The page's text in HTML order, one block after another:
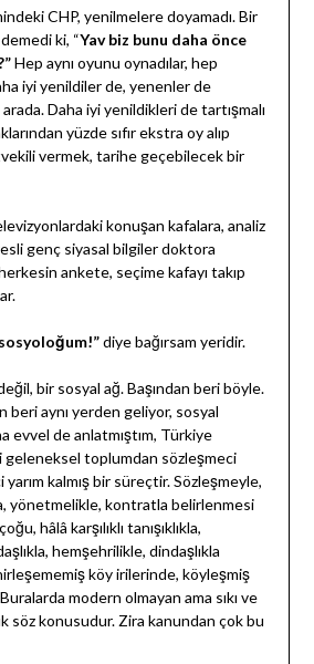
CHP, yenilmelere doyamadı. Bir
demedi ki, “Yav biz bunu daha önce
Hep aynı oyunu oynadılar, hep
iyi yenildiler de, yenenler de
Daha iyi yenildikleri de tartışmalı
yüzde sıfır ekstra oy alıp
vermek, tarihe geçebilecek bir
konuşan kafalara, analiz
genç siyasal bilgiler doktora
ankete, seçime kafayı takıp
sosyoloğum!”diye bağırsam yeridir.
bir sosyal ağ. Başından beri böyle.
beri aynı yerden geliyor, sosyal
evvel de anlatmıştım, Türkiye
geleneksel toplumdan sözleşmeci
kalmış bir süreçtir. Sözleşmeyle,
yönetmelikle, kontratla belirlenmesi
hâlâ karşılıklı tanışıklıkla,
hemşehrilikle, dindaşlıkla
köy irilerinde, köyleşmiş
modern olmayan ama sıkı ve
söz konusudur. Zira kanundan çok bu